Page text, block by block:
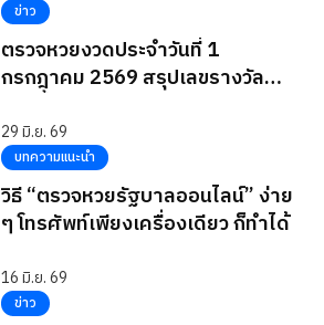
ข่าว
ตรวจหวยงวดประจำวันที่ 1
กรกฎาคม 2569 สรุปเลขรางวัล
29 มิ.ย. 69
บทความแนะนำ
วิธี “ตรวจหวยรัฐบาลออนไลน์” ง่าย
ๆ โทรศัพท์เพียงเครื่องเดียว ก็ทำได้
16 มิ.ย. 69
ข่าว